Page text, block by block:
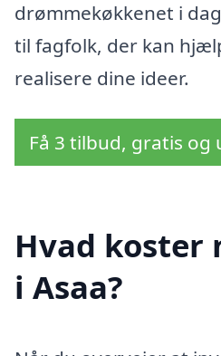
drømmekøkkenet i
til fagfolk, der kan
realisere dine ideer.
Få 3 tilbud, gratis
Hvad koster
i Asaa?